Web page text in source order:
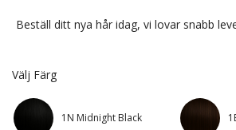
Beställ ditt nya hår idag, vi lovar snabb
Välj Färg
1N Midnight Black